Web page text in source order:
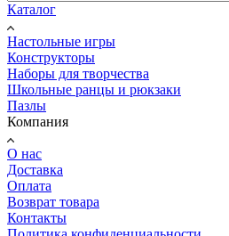
Каталог
Настольные игры
Конструкторы
Наборы для творчества
Школьные ранцы и рюкзаки
Пазлы
Компания
О нас
Доставка
Оплата
Возврат товара
Контакты